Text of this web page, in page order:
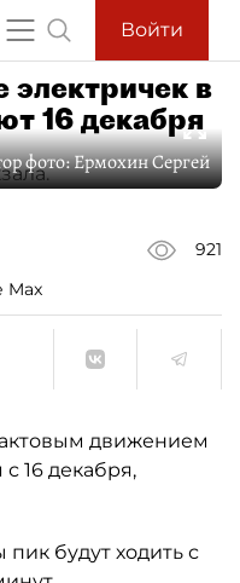
Войти
электричек в
16 декабря
фото:Ермохин Сергей
921
Max
движением
16 декабря,
будут ходить с